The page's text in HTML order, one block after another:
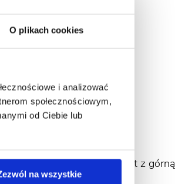
O plikach cookies
i analizować
społecznościowym,
od Ciebie lub
na wszystkie
dokładnie granulat z górną
ziemi.